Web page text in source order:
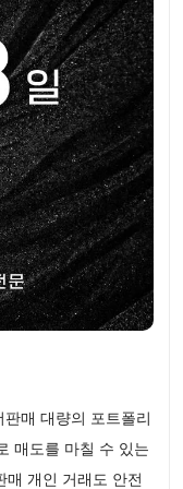
매 대량의 포트폴리
매도를 마칠 수 있는
매 개인 거래도 안전